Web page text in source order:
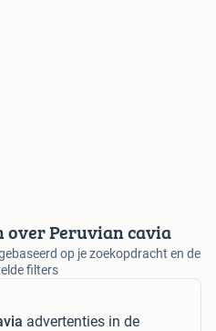
over Peruvian cavia
op je zoekopdracht en de
filters
advertenties in de